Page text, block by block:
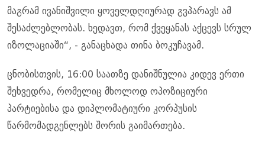
მაგრამ ივანიშვილი ყოველდღიურად გვპარავს ამ
შესაძლებლობას. ხედავთ, რომ ქვეყანას აქცევს სრულ
იზოლაციაში“, - განაცხადა თინა ბოკუჩავამ.
ცნობისთვის, 16:00 საათზე დანიშნულია კიდევ ერთი
შეხვედრა, რომელიც მხოლოდ ოპოზიციური
პარტიებისა და დიპლომატიური კორპუსის
წარმომადგენლებს შორის გაიმართება.